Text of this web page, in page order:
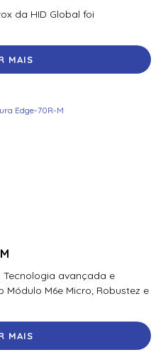
da HID Global foi
MAIS
avançada e
M6e Micro; Robustez e
MAIS